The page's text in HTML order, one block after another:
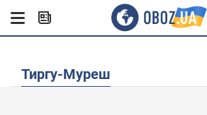
Тиргу-Муреш